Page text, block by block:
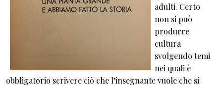
adulti. Certo
non si può
produrre
cultura
svolgendo temi
nei quali è
obbligatorio scrivere ciò che l’insegnante vuole che si